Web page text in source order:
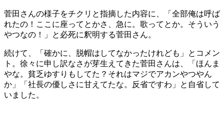
菅田さんの様子をチクリと指摘した内容に、「全部俺は呼ば
れたの！ここに座ってとかさ、急に。歌ってとか。そういう
やつなの！」と必死に釈明する菅田さん。
続けて、「確かに、脱帽はしてなかったけれども」とコメン
ト。徐々に申し訳なさが芽生えてきた菅田さんは、「ほんま
やな。貧乏ゆすりもしてた？それはマジでアカンやつやん
か」「社長の優しさに甘えてたな。反省ですわ」と自省して
いました。